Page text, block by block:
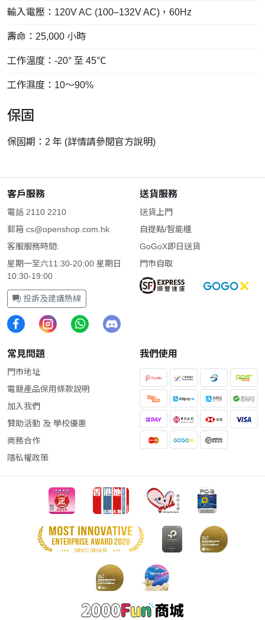
輸入電壓：120V AC (100–132V AC)，60Hz
壽命：25,000 小時
工作溫度：-20° 至 45℃
工作濕度：10～90%
保固
保固期：2 年 (詳情請參閱官方說明)
客戶服務
電話 2110 2210
郵箱 cs@openshop.com.hk
客服服務時間:
星期一至六11:30-20:00 星期日
10:30-19:00
投訴及建議熱線
送貨服務
送貨上門
自提點/智能櫃
GoGoX即日送貨
門市自取
常見問題
門市地址
電競產品保用條款說明
加入我們
贊助活動 及 學校優惠
商務合作
隱私權政策
我們使用